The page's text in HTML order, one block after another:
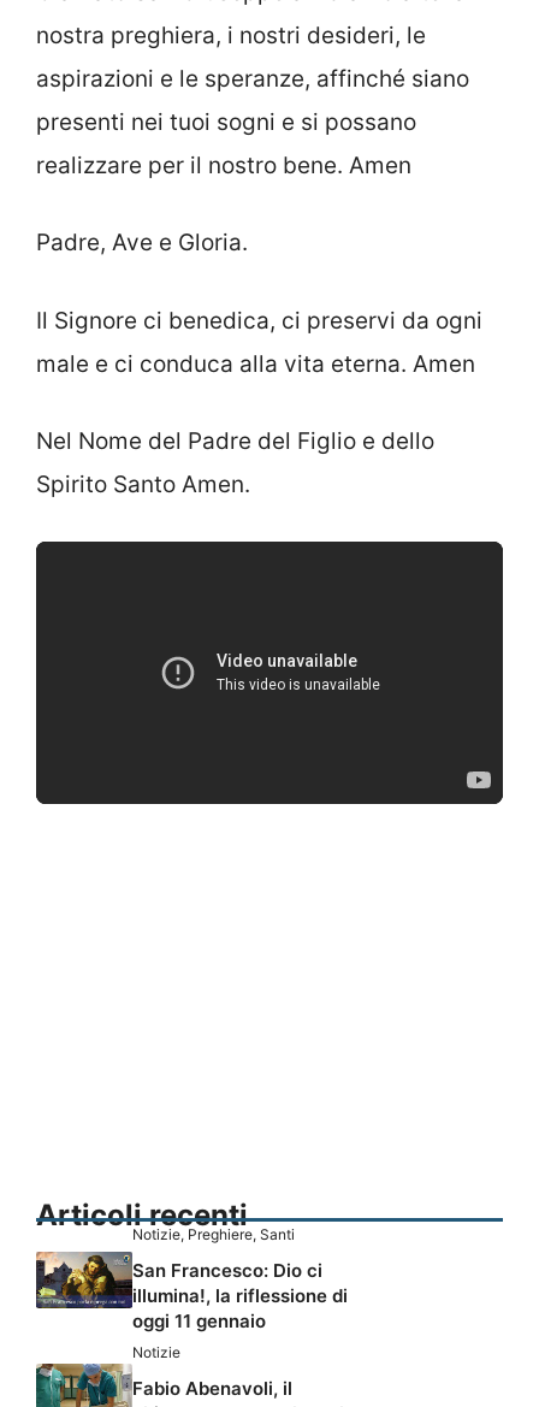
nostra preghiera, i nostri desideri, le
aspirazioni e le speranze, affinché siano
presenti nei tuoi sogni e si possano
realizzare per il nostro bene. Amen
Padre, Ave e Gloria.
Il Signore ci benedica, ci preservi da ogni
male e ci conduca alla vita eterna. Amen
Nel Nome del Padre del Figlio e dello
Spirito Santo Amen.
Articoli recenti
Notizie, Preghiere, Santi
San Francesco: Dio ci
illumina!, la riflessione di
oggi 11 gennaio
Notizie
Fabio Abenavoli, il